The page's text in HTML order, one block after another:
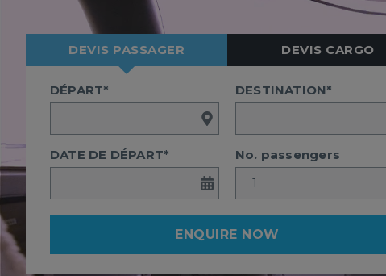
DEVIS PASSAGER DEVIS CARGO
DÉPART* DESTINATION*
DATE DE DÉPART* No. passengers
ENQUIRE NOW